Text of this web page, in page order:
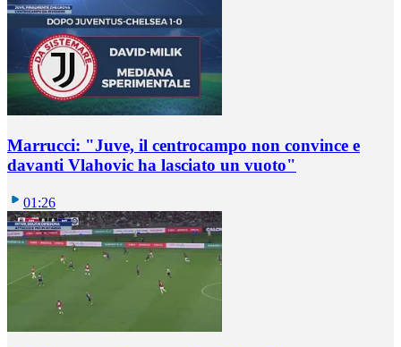
Marrucci: "Juve, il centrocampo non convince e
davanti Vlahovic ha lasciato un vuoto"
01:26